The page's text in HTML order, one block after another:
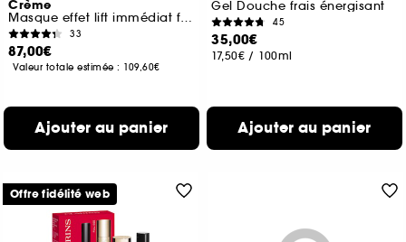
Crème
Masque effet lift immédiat fermeté & éclat
33
87,00€
Valeur totale estimée : 109,60€
Ajouter au panier
Gel Douche frais énergisant
45
35,00€
17,50€ / 100ml
Ajouter au panier
Offre fidélité web